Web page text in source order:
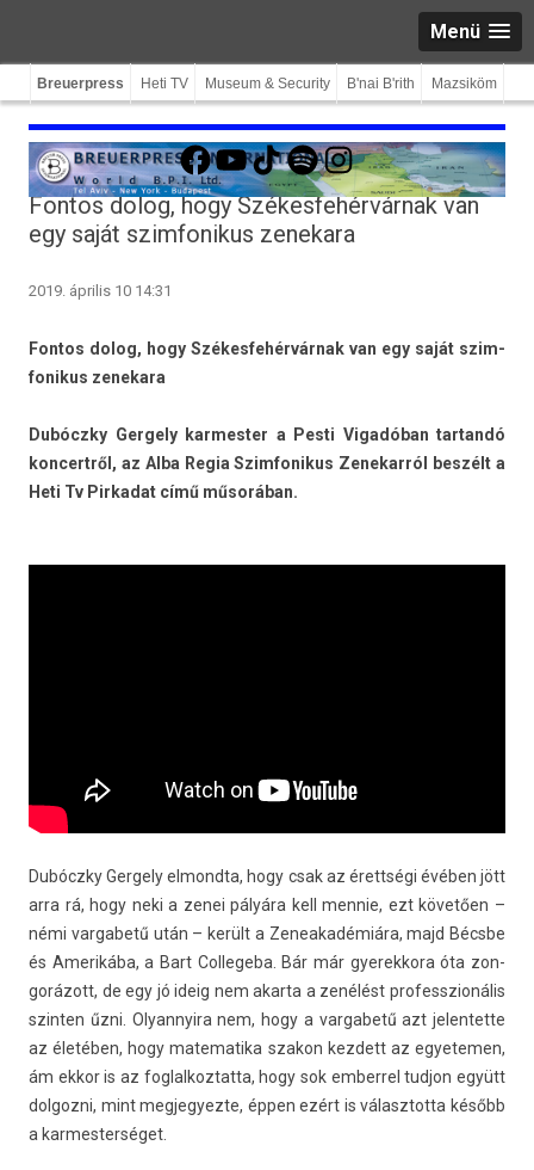
Menü
Breuerpress Heti TV Museum & Security B'nai B'rith Mazsiköm
Facebook
YouTube
TikTokSpotifyInstagram
Fontos dolog, hogy Székesfehérvárnak van
egy saját szimfonikus zenekara
2019. április 10 14:31
Fon­tos dolog, hogy Székes­fehér­várnak van egy saját szim­
fonikus zenekara
Dubóczky Ger­ge­ly kar­mest­er a Pesti Vigadóban tar­tandó
kon­certről, az Alba Regia Szim­fonikus Zenekar­ról beszélt a
Heti Tv Pir­kadat című műsorában.
Dubóczky Ger­ge­ly el­mondta, hogy csak az érettségi évében jött
arra rá, hogy neki a zenei pályára kell men­nie, ezt követően –
némi var­gabetű után – került a Zeneakadémiára, majd Bécsbe
és Amerikába, a Bart Col­legeba. Bár már gyerek­kora óta zon­
gorázott, de egy jó ideig nem akar­ta a zenélést pro­fesszionális
szint­en űzni. Olyan­nyira nem, hogy a var­gabetű azt jelen­tette
az életében, hogy matematika szakon kez­dett az egyetem­en,
ám ekkor is az fog­lalkoz­tatta, hogy sok em­ber­rel tud­jon együtt
dol­gozni, mint meg­jegyez­te, éppen ezért is választot­ta később
a kar­mester­séget.